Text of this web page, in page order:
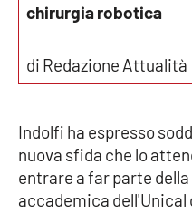
Lacplay.it
Lacitymag.it
Lacapitalenews.it
chirurgia robotica
di Redazione Attualità
Indolfi ha espresso
nuova sfida che lo
entrare a far parte
accademica dell'Unical